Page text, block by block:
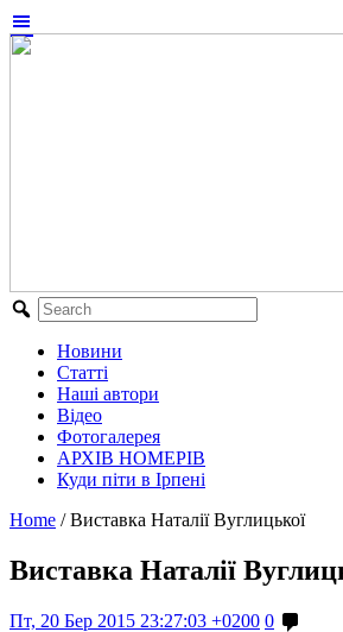
Новини
Статті
Наші автори
Відео
Фотогалерея
АРХІВ НОМЕРІВ
Куди піти в Ірпені
Home / Виставка Наталії Вуглицької
Виставка Наталії
Пт, 20 Бер 2015 23:27:03 +0200 0